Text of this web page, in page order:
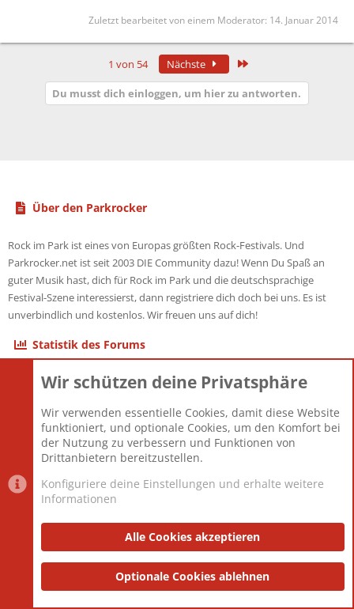
Zuletzt bearbeitet von einem Moderator: 14. Januar 2014
1 von 54 Nächste
Du musst dich einloggen, um hier zu antworten.
Über den Parkrocker
Rock im Park ist eines von Europas größten Rock-Festivals. Und
Parkrocker.net ist seit 2003 DIE Community dazu! Wenn Du Spaß an
guter Musik hast, dich für Rock im Park und die deutschsprachige
Festival-Szene interessierst, dann registriere dich doch bei uns. Es ist
unverbindlich und kostenlos. Wir freuen uns auf dich!
Statistik des Forums
Themen
Mitglieder
12.427
Neuestes Mitglied
Berlin
Datenschutzerklärung Impressum
Community platform by XenForo® © 2010-2025 XenForo Ltd.
and add-ons by ThemeHouse
Wir schützen deine Privatsphäre
Wir verwenden essentielle Cookies, damit diese Website
funktioniert, und optionale Cookies, um den Komfort bei
der Nutzung zu verbessern und Funktionen von
Drittanbietern bereitzustellen.
Konfiguriere deine Einstellungen und erhalte weitere
Informationen
Alle Cookies akzeptieren
Optionale Cookies ablehnen